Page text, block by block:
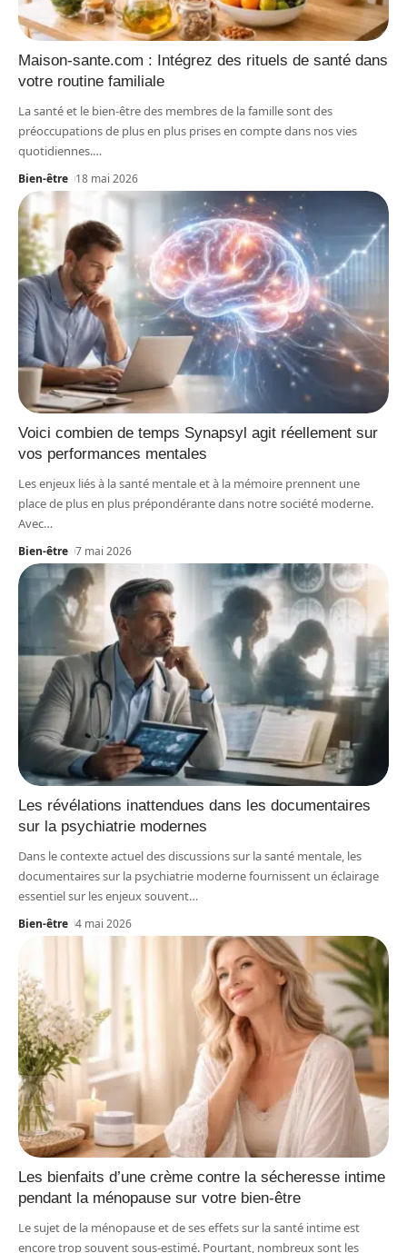
Maison-sante.com : Intégrez des rituels de santé dans
votre routine familiale
La santé et le bien-être des membres de la famille sont des
préoccupations de plus en plus prises en compte dans nos vies
quotidiennes.…
Bien-être 18 mai 2026
Voici combien de temps Synapsyl agit réellement sur
vos performances mentales
Les enjeux liés à la santé mentale et à la mémoire prennent une
place de plus en plus prépondérante dans notre société moderne.
Avec…
Bien-être 7 mai 2026
Les révélations inattendues dans les documentaires
sur la psychiatrie modernes
Dans le contexte actuel des discussions sur la santé mentale, les
documentaires sur la psychiatrie moderne fournissent un éclairage
essentiel sur les enjeux souvent…
Bien-être 4 mai 2026
Les bienfaits d’une crème contre la sécheresse intime
pendant la ménopause sur votre bien-être
Le sujet de la ménopause et de ses effets sur la santé intime est
encore trop souvent sous-estimé. Pourtant, nombreux sont les